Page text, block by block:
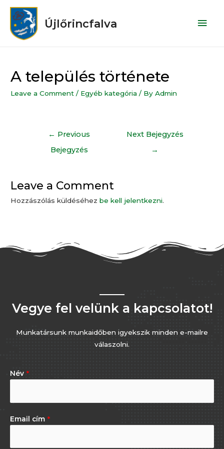
Újlőrincfalva
A település története
Leave a Comment / Egyéb kategória / ByAdmin
← Previous
Bejegyzés
Next Bejegyzés
→
Leave a Comment
Hozzászólás küldéséhezbe kell jelentkezni.
Vegye fel velünk a kapcsolatot!
Munkatársunk munkaidőben igyekszik minden e-mailre
válaszolni.
Név *
Email cím *